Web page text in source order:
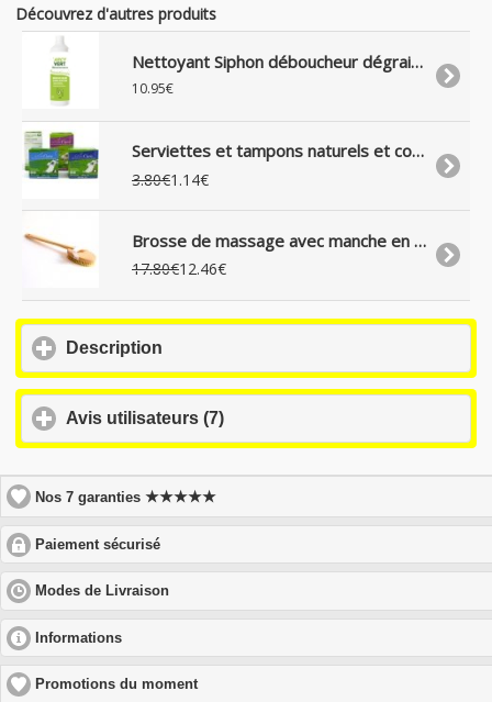
Découvrez d'autres produits
Nettoyant Siphon déboucheur dégraisseur liquide naturel, 500 ml
10.95€
Serviettes et tampons naturels et coton biologique, SilverCare
3.80€1.14€
Brosse de massage avec manche en bois et soie naturelle, 43 cm
17.80€12.46€
Description
expand
Avis utilisateurs (7)
to
contents
Nos 7 garanties★★★★★
Paiement sécurisé
to
expand
Modes de Livraison
to
contents
Informations
to
expand
Promotions du moment